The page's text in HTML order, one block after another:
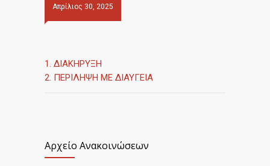
Απρίλιος 30, 2025
1. ΔΙΑΚΗΡΥΞΗ
2. ΠΕΡΙΛΗΨΗ ΜΕ ΔΙΑΥΓΕΙΑ
Αρχείο Ανακοινώσεων